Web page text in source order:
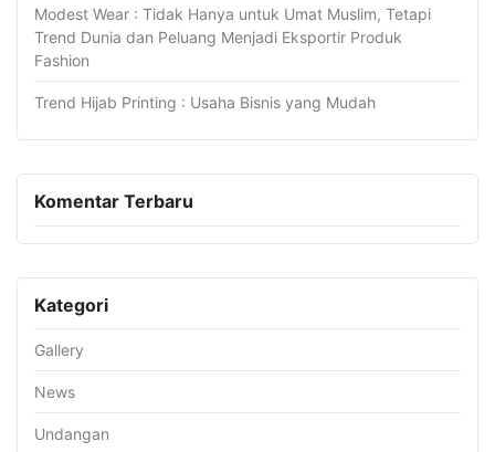
Modest Wear : Tidak Hanya untuk Umat Muslim, Tetapi
Trend Dunia dan Peluang Menjadi Eksportir Produk
Fashion
Trend Hijab Printing : Usaha Bisnis yang Mudah
Komentar Terbaru
Kategori
Gallery
News
Undangan